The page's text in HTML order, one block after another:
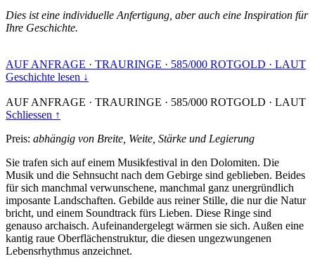
Dies ist eine individuelle Anfertigung, aber auch eine Inspiration für
Ihre Geschichte.
AUF ANFRAGE · TRAURINGE · 585/000 ROTGOLD · LAUT
Geschichte lesen ↓
AUF ANFRAGE · TRAURINGE · 585/000 ROTGOLD · LAUT
Schliessen ↑
Preis: abhängig von Breite, Weite, Stärke und Legierung
Sie trafen sich auf einem Musikfestival in den Dolomiten. Die
Musik und die Sehnsucht nach dem Gebirge sind geblieben. Beides
für sich manchmal verwunschene, manchmal ganz unergründlich
imposante Landschaften. Gebilde aus reiner Stille, die nur die Natur
bricht, und einem Soundtrack fürs Lieben. Diese Ringe sind
genauso archaisch. Aufeinandergelegt wärmen sie sich. Außen eine
kantig raue Oberflächenstruktur, die diesen ungezwungenen
Lebensrhythmus anzeichnet.